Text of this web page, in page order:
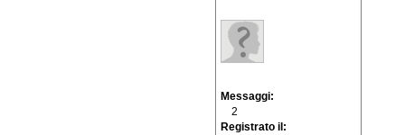
Messaggi
2
Registrato il